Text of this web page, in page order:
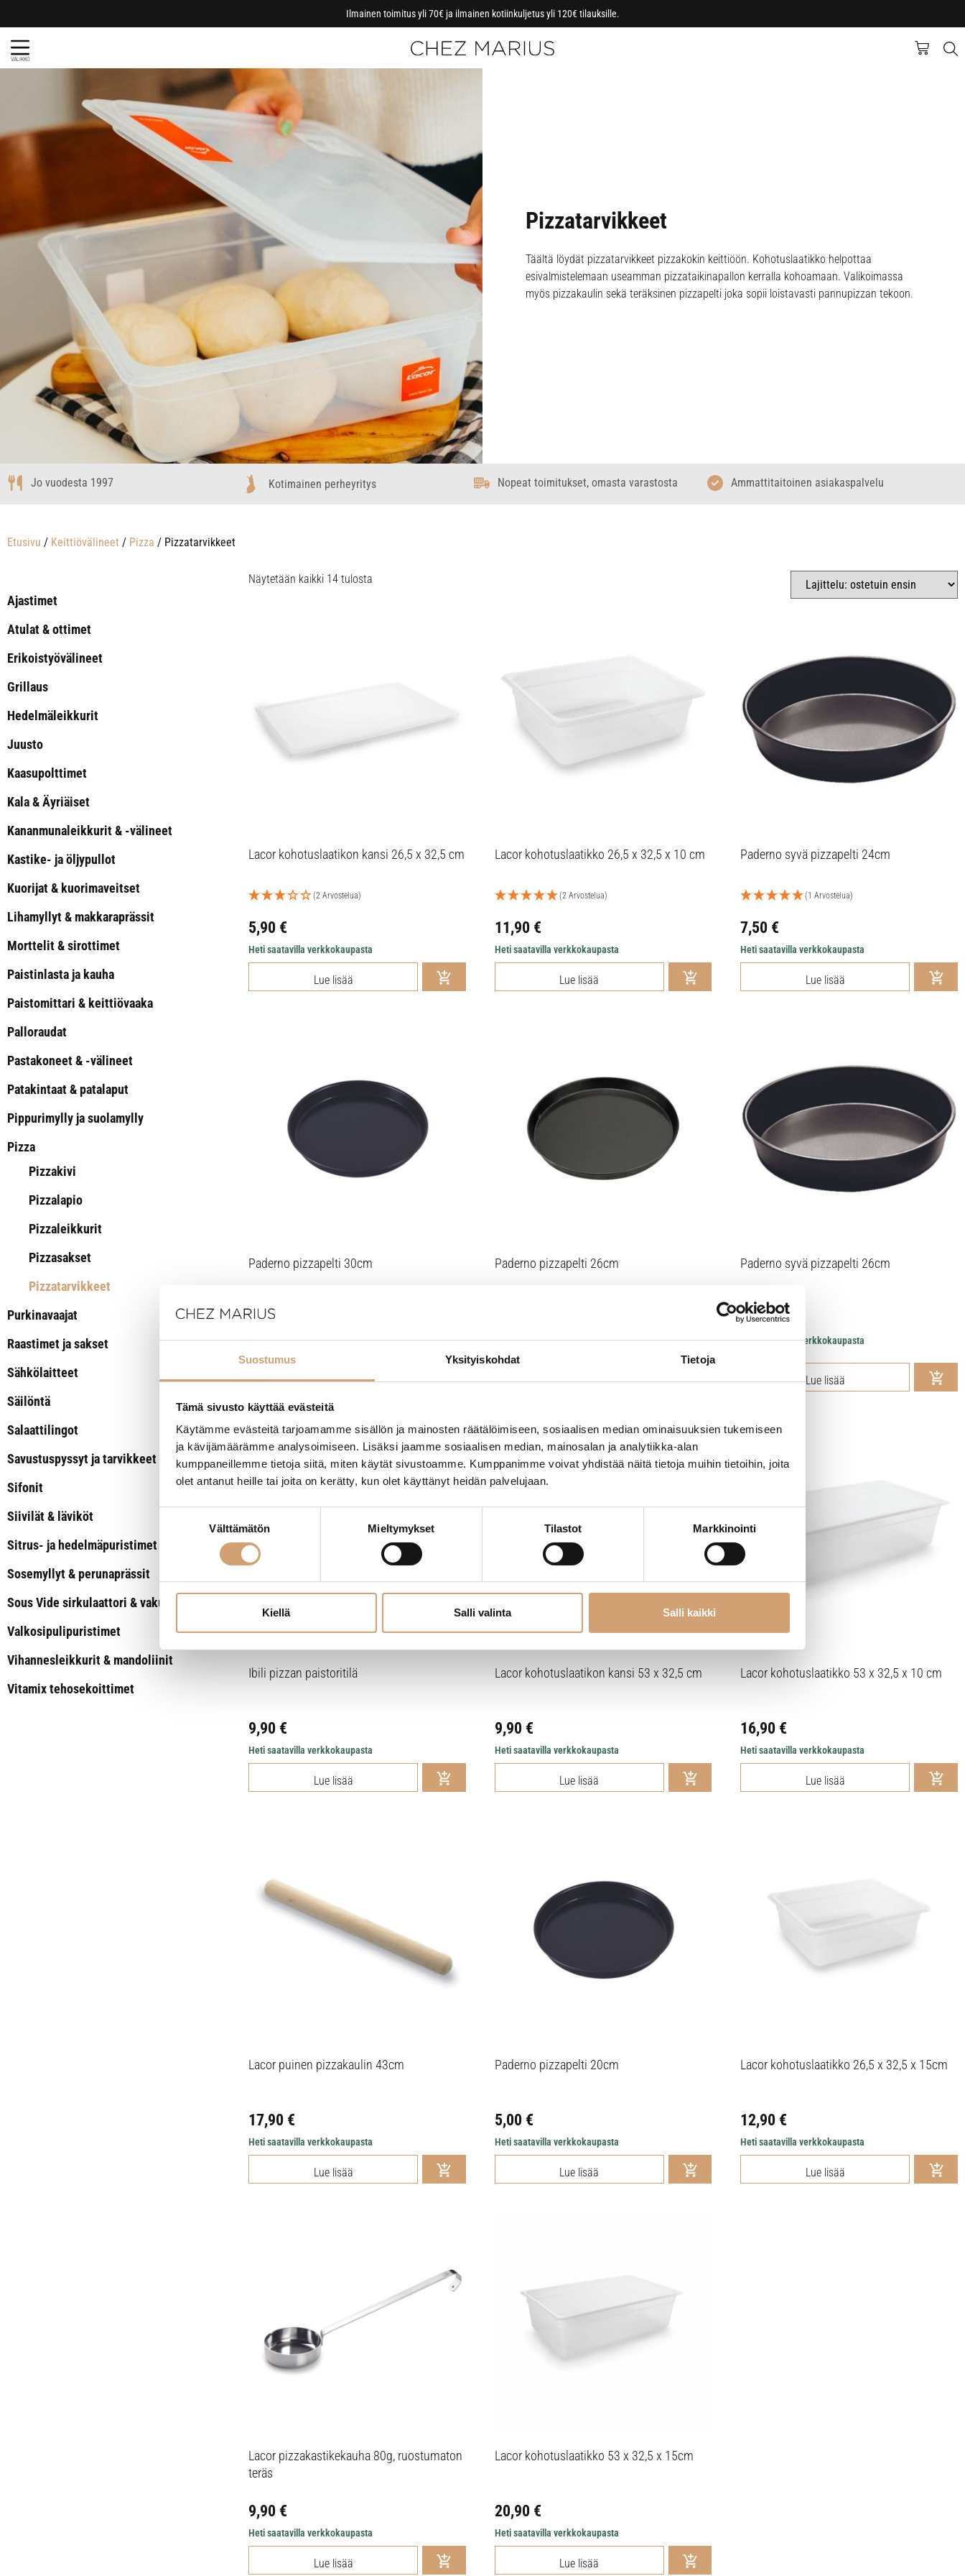
Suostumus Yksityiskohdat Tietoja
Tämä sivusto käyttää evästeitä
Käytämme evästeitä tarjoamamme sisällön ja mainosten räätälöimiseen, sosiaalisen median ominaisuuksien tukemiseen
ja kävijämäärämme analysoimiseen. Lisäksi jaamme sosiaalisen median, mainosalan ja analytiikka-alan
kumppaneillemme tietoja siitä, miten käytät sivustoamme. Kumppanimme voivat yhdistää näitä tietoja muihin tietoihin, joita
olet antanut heille tai joita on kerätty, kun olet käyttänyt heidän palvelujaan.
Välttämätön Mieltymykset Tilastot Markkinointi
Kiellä Salli valinta Salli kaikki
Ilmainen toimitus yli 70€ ja ilmainen kotiinkuljetus yli 120€ tilauksille.
VALIKKO
Pizzatarvikkeet
Täältä löydät pizzatarvikkeet pizzakokin keittiöön. Kohotuslaatikko helpottaa
esivalmistelemaan useamman pizzataikinapallon kerralla kohoamaan. Valikoimassa
myös pizzakaulin sekä teräksinen pizzapelti joka sopii loistavasti pannupizzan tekoon.
Jo vuodesta 1997 Kotimainen perheyritys Nopeat toimitukset, omasta varastosta Ammattitaitoinen asiakaspalvelu
Etusivu / Keittiövälineet / Pizza / Pizzatarvikkeet
Ajastimet
Atulat & ottimet
Erikoistyövälineet
Grillaus
Hedelmäleikkurit
Juusto
Kaasupolttimet
Kala & Äyriäiset
Kananmunaleikkurit & -välineet
Kastike- ja öljypullot
Kuorijat & kuorimaveitset
Lihamyllyt & makkaraprässit
Morttelit & sirottimet
Paistinlasta ja kauha
Paistomittari & keittiövaaka
Palloraudat
Pastakoneet & -välineet
Patakintaat & patalaput
Pippurimylly ja suolamylly
Pizza
Pizzakivi
Pizzalapio
Pizzaleikkurit
Pizzasakset
Pizzatarvikkeet
Purkinavaajat
Raastimet ja sakset
Sähkölaitteet
Säilöntä
Salaattilingot
Savustuspyssyt ja tarvikkeet
Sifonit
Siivilät & läviköt
Sitrus- ja hedelmäpuristimet
Sosemyllyt & perunaprässit
Sous Vide sirkulaattori & vakuumikone
Valkosipulipuristimet
Vihannesleikkurit & mandoliinit
Vitamix tehosekoittimet
Näytetään kaikki 14 tulosta
Lacor kohotuslaatikon kansi 26,5 x 32,5 cm
(2 Arvostelua)
5,90 €
Heti saatavilla verkkokaupasta
Lue lisää
Lacor kohotuslaatikko 26,5 x 32,5 x 10 cm
(2 Arvostelua)
11,90 €
Heti saatavilla verkkokaupasta
Lue lisää
Paderno syvä pizzapelti 24cm
(1 Arvostelua)
7,50 €
Heti saatavilla verkkokaupasta
Lue lisää
Paderno pizzapelti 30cm
8,50
Heti saatavilla verkkokaupasta
Lue lisää
Paderno pizzapelti 26cm
7,00€
Heti saatavilla verkkokaupasta
Paderno syvä pizzapelti 26cm
8,00€
Heti saatavilla verkkokaupasta
Lue lisää
Ibili pizzan paistoritilä
9,90 €
Heti saatavilla verkkokaupasta
Lue lisää
Lacor kohotuslaatikon kansi 53 x 32,5 cm
9,90 €
Heti saatavilla verkkokaupasta
Lue lisää
Lacor kohotuslaatikko 53 x 32,5 x 10 cm
16,90 €
Heti saatavilla verkkokaupasta
Lue lisää
Lacor puinen pizzakaulin 43cm
17,90 €
Heti saatavilla verkkokaupasta
Lue lisää
Paderno pizzapelti 20cm
5,00 €
Heti saatavilla verkkokaupasta
Lue lisää
Lacor kohotuslaatikko 26,5 x 32,5 x 15cm
12,90 €
Heti saatavilla verkkokaupasta
Lue lisää
Lacor pizzakastikekauha 80g, ruostumaton
teräs
9,90 €
Heti saatavilla verkkokaupasta
Lue lisää
Lacor kohotuslaatikko 53 x 32,5 x 15cm
20,90 €
Heti saatavilla verkkokaupasta
Lue lisää